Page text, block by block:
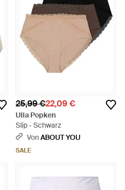
25,99 €22,09 €
Ulla Popken
Slip - Schwarz
VonABOUT YOU
SALE